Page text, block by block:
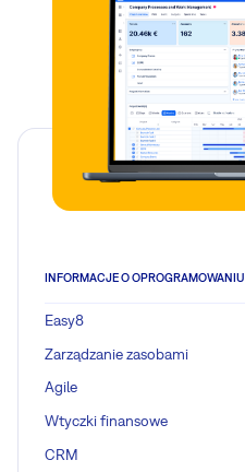
INFORMACJE O OPROGRAMOWANIU
Easy8
Zarządzanie zasobami
Agile
Wtyczki finansowe
CRM